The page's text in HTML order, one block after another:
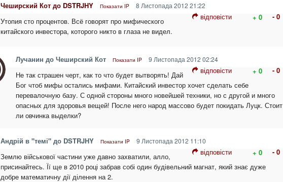
Чеширский Кот до DSTRJHY Показати IP 8 Листопада 2012 21:22
відповісти + 0 - 0
Утопия сто процентов. Всё говорят про мифического
китайского инвестора, которого никто в глаза не видел.
Лучанин до Чеширский Кот Показати IP 9 Листопада 2012 02:24
відповісти + 0 - 0
Не так страшен черт, как то что будет вытворять! Дай
Бог чтоб мифы остались мифами. Китайский инвестор хочет сделать себе
перевалочную базу. С одной стороны много новейшей техники, но с другой и много
опасных для здоровья вещей! После него народ массово будет покидать Луцк. Стоит
ли овчинка выделки?
Андрій в "темі" до DSTRJHY Показати IP 9 Листопада 2012 11:10
відповісти + 0 - 0
Землю військової частини уже давно захватили, алло,
присинайтесь. Її ще в 2010 році забрав собі один будівельний магнат, який знає дуже
добре математичну дії ділення на 2.